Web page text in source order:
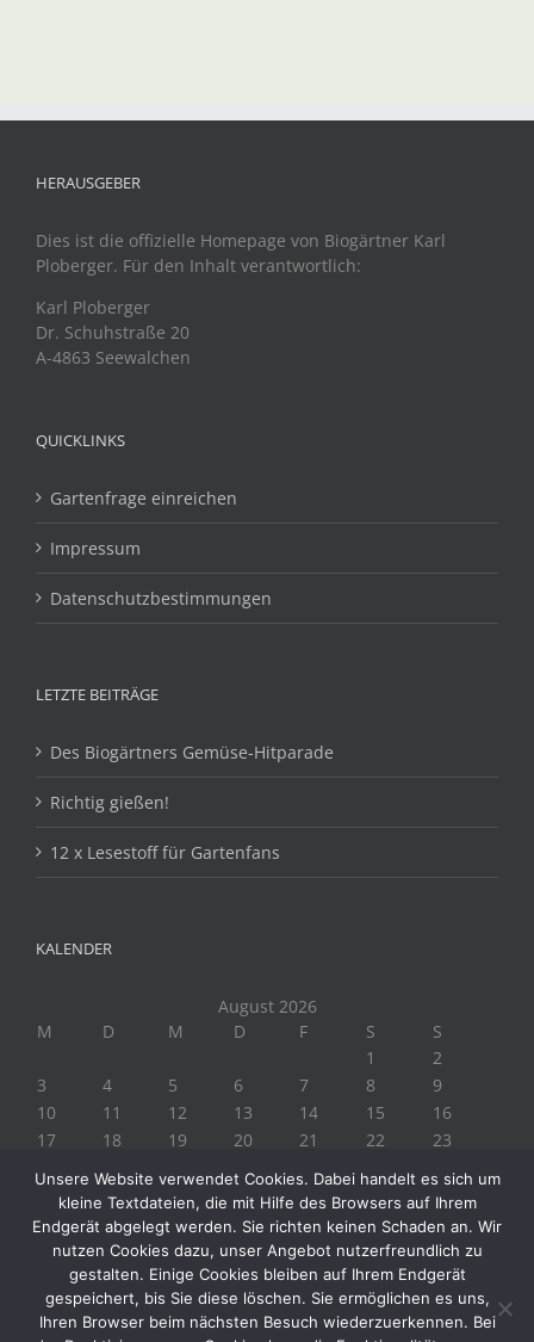
HERAUSGEBER
Dies ist die offizielle Homepage von Biogärtner Karl
Ploberger. Für den Inhalt verantwortlich:
Karl Ploberger
Dr. Schuhstraße 20
A-4863 Seewalchen
QUICKLINKS
Gartenfrage einreichen
Impressum
Datenschutzbestimmungen
LETZTE BEITRÄGE
Des Biogärtners Gemüse-Hitparade
Richtig gießen!
12 x Lesestoff für Gartenfans
KALENDER
August 2026
M
D M D F S
S
1
2
3
4 5 6 7 8
9
10
11 12 13 14 15
16
17
18 19 20 21 22
23
« Juli
Unsere Website verwendet Cookies. Dabei handelt es sich um
kleine Textdateien, die mit Hilfe des Browsers auf Ihrem
Endgerät abgelegt werden. Sie richten keinen Schaden an. Wir
nutzen Cookies dazu, unser Angebot nutzerfreundlich zu
gestalten. Einige Cookies bleiben auf Ihrem Endgerät
gespeichert, bis Sie diese löschen. Sie ermöglichen es uns,
Ihren Browser beim nächsten Besuch wiederzuerkennen. Bei